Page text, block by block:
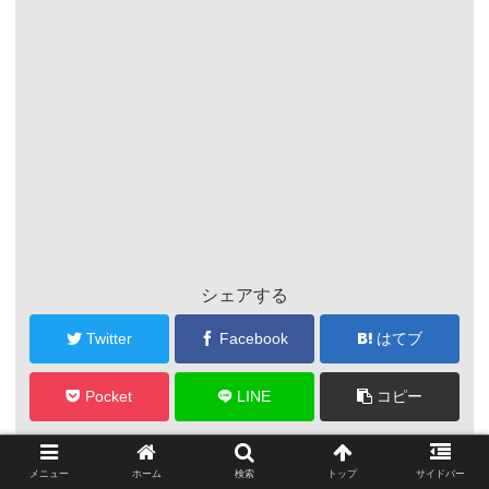
シェアする
Twitter Facebook はてブ
Pocket LINE コピー
ポンをフォローする
メニュー ホーム 検索 トップ サイドバー